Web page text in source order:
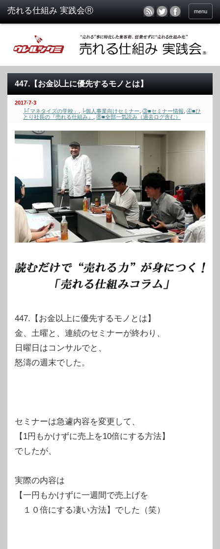
menu
447.【お金以上に優先するモノとは】
2017-7-3
├｢マネタイズの学校」
├個人事業向けセミナー ③■セミナー情報 ④■ひ
とり社長の『売れる仕組み』
⑧■全部一気読み（過去ログ含む）
447.【お金以上に優先するモノとは】
金、土曜と、連続のセミナーが終わり、
日曜日はコンサルでと、
怒濤の週末でした。
セミナーは急遽内容を変更して、
【1円もかけずに売上を10倍にする方法】
でしたが、
実際の内容は
【一円もかけずに一週間で売上げを
１０倍にする凄い方法】でした（笑）